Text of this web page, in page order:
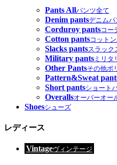
Pants Allパンツ全て
Denim pantsデニムパ
Corduroy pantsコー
Cotton pantsコット
Slacks pantsスラック
Military pants ミリタ
Other Pantsその他ポ
Pattern&Sweat
Short pantsショート
Overallsオーバーオー
Shoesシューズ
レディース
Vintageヴィンテージ